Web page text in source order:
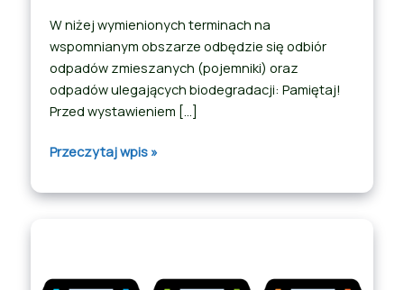
W niżej wymienionych terminach na
wspomnianym obszarze odbędzie się odbiór
odpadów zmieszanych (pojemniki) oraz
odpadów ulegających biodegradacji: Pamiętaj!
Przed wystawieniem […]
Przeczytaj wpis »